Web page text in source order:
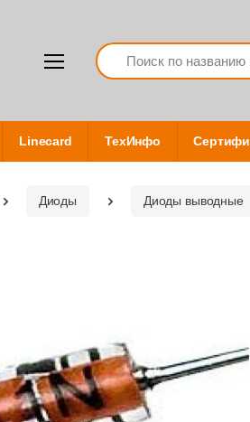
Search
Linecard ТехИнфо
Диоды Диоды выводные